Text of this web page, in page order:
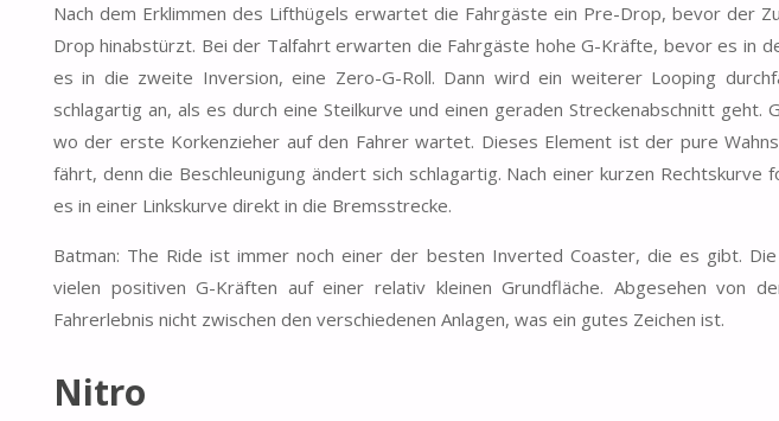
Nach dem Erklimmen des Lifthügels erwartet die Fahrgäste ein Pre-Drop, bevor der
Drop hinabstürzt. Bei der Talfahrt erwarten die Fahrgäste hohe G-Kräfte, bevor es in
es in die zweite Inversion, eine Zero-G-Roll. Dann wird ein weiterer Looping
schlagartig an, als es durch eine Steilkurve und einen geraden Streckenabschnitt geht.
wo der erste Korkenzieher auf den Fahrer wartet. Dieses Element ist der pure
fährt, denn die Beschleunigung ändert sich schlagartig. Nach einer kurzen
es in einer Linkskurve direkt in die Bremsstrecke.
Batman: The Ride ist immer noch einer der besten Inverted Coaster, die es gibt.
vielen positiven G-Kräften auf einer relativ kleinen Grundfläche. Abgesehen von
Fahrerlebnis nicht zwischen den verschiedenen Anlagen, was ein gutes Zeichen ist.
Nitro